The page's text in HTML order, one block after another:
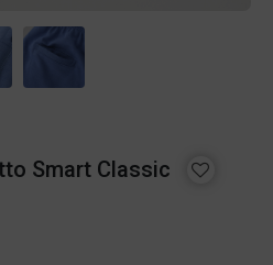
Smart Classic